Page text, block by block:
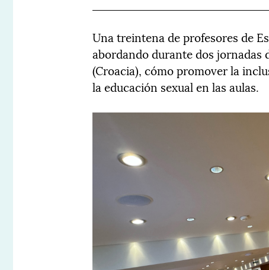
Una treintena de profesores de
abordando durante dos jornadas
(Croacia), cómo promover la
la educación sexual en las aulas.